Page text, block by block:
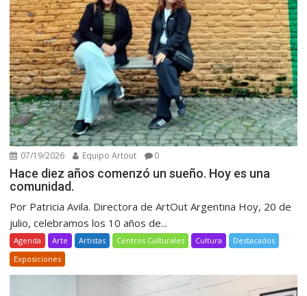
07/19/2026 Equipo Artout 0
Hace diez años comenzó un sueño. Hoy es una
comunidad.
Por Patricia Avila. Directora de ArtOut Argentina Hoy, 20 de
julio, celebramos los 10 años de...
Agenda Arte Artistas Centros Culturales Cultura
Destacados
Exposiciones